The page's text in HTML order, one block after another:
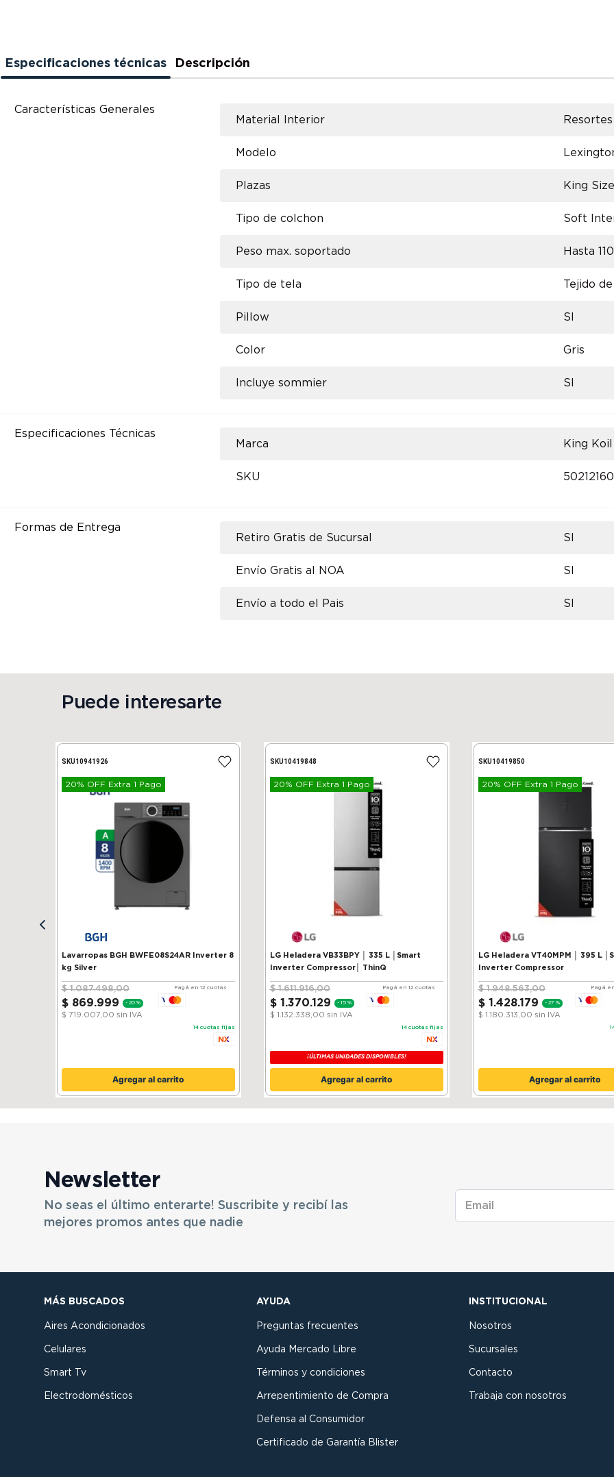
Especificaciones técnicas Descripción
Características Generales
Material Interior
Resortes
Modelo
Plazas King Size
Tipo de colchon Soft
Peso max. soportado Hasta
Tipo de tela Tejido
Pillow SI
Color Gris
Incluye sommier SI
Especificaciones Técnicas
Marca
King Koil
SKU
Formas de Entrega
Retiro Gratis de Sucursal
SI
Envío Gratis al NOA SI
Envío a todo el Pais SI
Puede interesarte
SKU10941926
20% OFF Extra 1 Pago
Lavarropas BGH BWFE08S24AR Inverter 8
kg Silver
$ 1.087.498,00
$ 869.999 - 20 %
$ 719.007,00 sin IVA
Pagá en 12 cuotas
14 cuotas fijas
Agregar al carrito
SKU10419848
20% OFF Extra 1 Pago
LG Heladera VB33BPY │ 335 L │Smart
Inverter Compressor│ ThinQ
$ 1.611.916,00
$ 1 .370.129 - 15 %
$ 1.132.338,00 sin IVA
Pagá en 12 cuotas
14 cuotas fijas
¡ÚLTIMAS UNIDADES DISPONIBLES!
Agregar al carrito
SKU10419850
20% OFF Extra 1 Pago
LG Heladera VT40MPM │ 395 L
Inverter Compressor
$ 1.948.563,00
$ 1 .428.179 - 27 %
$ 1.180.313,00 sin IVA
Pagá
Agregar al carrito
Newsletter
No seas el último enterarte! Suscribite y recibí las
mejores promos antes que nadie
MÁS BUSCADOS
Aires Acondicionados
Celulares
Smart Tv
Electrodomésticos
AYUDA
Preguntas frecuentes
Ayuda Mercado Libre
Términos y condiciones
Arrepentimiento de Compra
Defensa al Consumidor
Certificado de Garantía Blister
INSTITUCIONAL
Nosotros
Sucursales
Contacto
Trabaja con nosotros